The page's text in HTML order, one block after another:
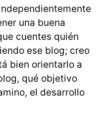
una buena
cuentes quién
ese blog; creo
bien orientarlo a
qué objetivo
el desarrollo